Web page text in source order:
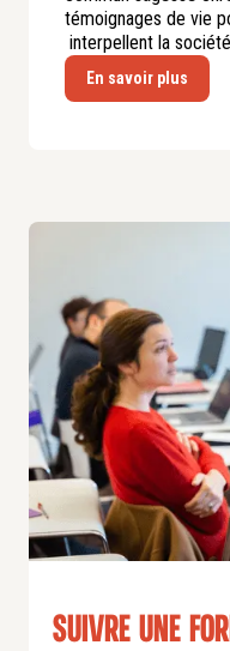
témoignages de vie
interpellent la
En savoir plus
Suivre une